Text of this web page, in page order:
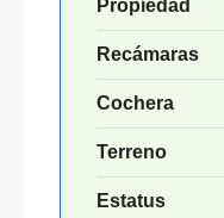
Propiedad
Recámaras
Cochera
Terreno
Estatus